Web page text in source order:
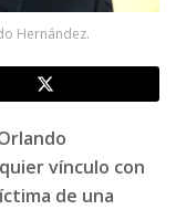
Hernández.
vínculo con
de una